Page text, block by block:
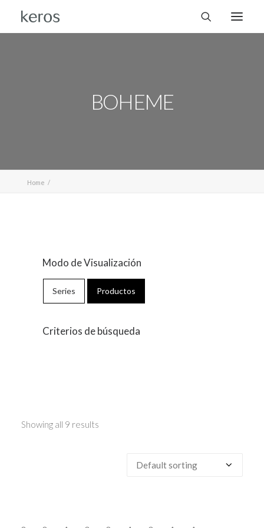
BOHEME
Home
Modo de Visualización
Series Productos
Criterios de búsqueda
Showing all 9 results